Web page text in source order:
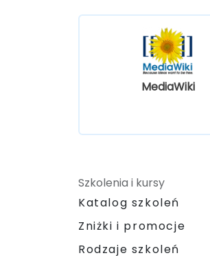
MediaWiki
Szkolenia i kursy
Katalog szkoleń
Zniżki i promocje
Rodzaje szkoleń